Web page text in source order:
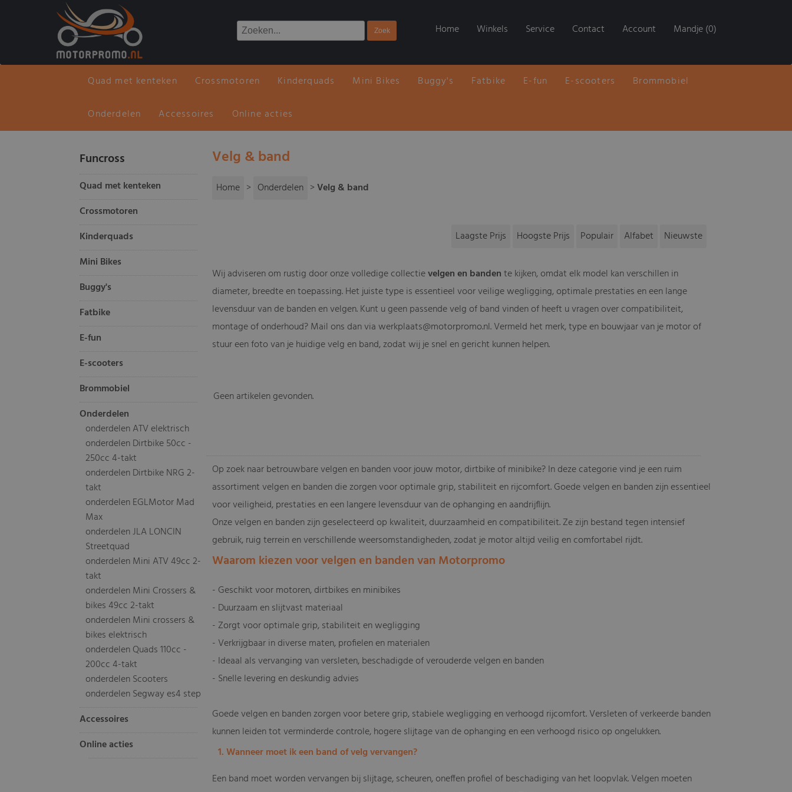
Home Winkels Service Contact Account Mandje (0)
Quad met kenteken Crossmotoren Kinderquads Mini Bikes Buggy's Fatbike E-fun E-scooters Brommobiel
Onderdelen Accessoires Online acties
Funcross
Quad met kenteken
Crossmotoren
Kinderquads
Mini Bikes
Buggy's
Fatbike
E-fun
E-scooters
Brommobiel
Onderdelen
onderdelen ATV elektrisch
onderdelen Dirtbike 50cc -
250cc 4-takt
onderdelen Dirtbike NRG 2-
takt
onderdelen EGLMotor Mad
Max
onderdelen JLA LONCIN
Streetquad
onderdelen Mini ATV 49cc 2-
takt
onderdelen Mini Crossers &
bikes 49cc 2-takt
onderdelen Mini crossers &
bikes elektrisch
onderdelen Quads 110cc -
200cc 4-takt
onderdelen Scooters
onderdelen Segway es4 step
Accessoires
Online acties
Velg & band
Home > Onderdelen >Velg & band
Laagste Prijs Hoogste Prijs Populair Alfabet Nieuwste
Wij adviseren om rustig door onze volledige collectievelgen en bandente kijken, omdat elk model kan verschillen in
diameter, breedte en toepassing. Het juiste type is essentieel voor veilige wegligging, optimale prestaties en een lange
levensduur van de banden en velgen. Kunt u geen passende velg of band vinden of heeft u vragen over compatibiliteit,
montage of onderhoud? Mail ons dan viawerkplaats@motorpromo.nl. Vermeld het merk, type en bouwjaar van je motor of
stuur een foto van je huidige velg en band, zodat wij je snel en gericht kunnen helpen.
Geen artikelen gevonden.
Op zoek naar betrouwbare velgen en banden voor jouw motor, dirtbike of minibike? In deze categorie vind je een ruim
assortiment velgen en banden die zorgen voor optimale grip, stabiliteit en rijcomfort. Goede velgen en banden zijn essentieel
voor veiligheid, prestaties en een langere levensduur van de ophanging en aandrijflijn.
Onze velgen en banden zijn geselecteerd op kwaliteit, duurzaamheid en compatibiliteit. Ze zijn bestand tegen intensief
gebruik, ruig terrein en verschillende weersomstandigheden, zodat je motor altijd veilig en comfortabel rijdt.
Waarom kiezen voor velgen en banden van Motorpromo
- Geschikt voor motoren, dirtbikes en minibikes
- Duurzaam en slijtvast materiaal
- Zorgt voor optimale grip, stabiliteit en wegligging
- Verkrijgbaar in diverse maten, profielen en materialen
- Ideaal als vervanging van versleten, beschadigde of verouderde velgen en banden
- Snelle levering en deskundig advies
Goede velgen en banden zorgen voor betere grip, stabiele wegligging en verhoogd rijcomfort. Versleten of verkeerde banden
kunnen leiden tot verminderde controle, hogere slijtage van de ophanging en een verhoogd risico op ongelukken.
1. Wanneer moet ik een band of velg vervangen?
Een band moet worden vervangen bij slijtage, scheuren, oneffen profiel of beschadiging van het loopvlak. Velgen moeten